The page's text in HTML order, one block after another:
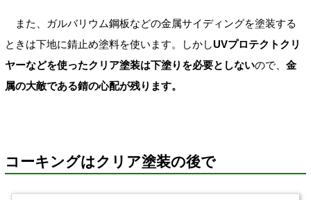
また、ガルバリウム鋼板などの金属サイディングを塗装する
ときは下地に錆止め塗料を使います。しかしUVプロテクトクリ
ヤーなどを使ったクリア塗装は下塗りを必要としないので、 金
属の大敵である錆の心配が残ります。
コーキングはクリア塗装の後で